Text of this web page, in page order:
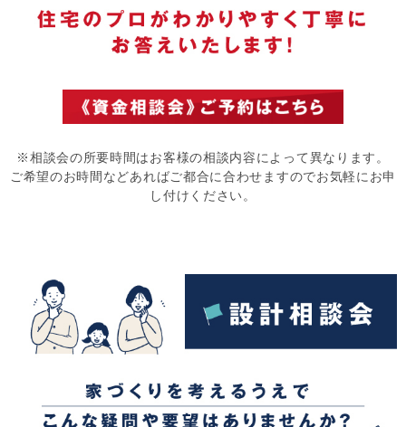
※相談会の所要時間はお客様の相談内容によって異なります。
ご希望のお時間などあればご都合に合わせますのでお気軽にお申
し付けください。